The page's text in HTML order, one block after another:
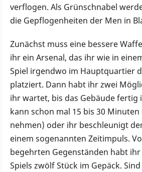
verflogen. Als Grünschnabel
die Gepflogenheiten der Men in
Zunächst muss eine bessere
ihr ein Arsenal, das ihr wie in
Spiel irgendwo im Hauptquartier
platziert. Dann habt ihr zwei
ihr wartet, bis das Gebäude fertig
kann schon mal 15 bis 30
nehmen) oder ihr beschleunigt
einem sogenannten Zeitimpuls.
begehrten Gegenständen habt ihr
Spiels zwölf Stück im Gepäck.